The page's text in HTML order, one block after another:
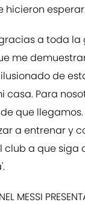
hicieron
a toda la
me
de
casa. Para
que
a entrenar y
a que siga
MESSI